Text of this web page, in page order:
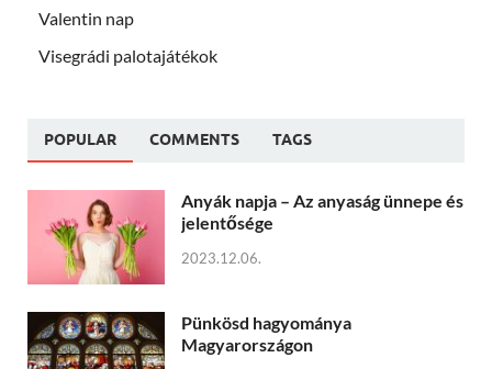
Valentin nap
Visegrádi palotajátékok
POPULAR COMMENTS TAGS
Anyák napja – Az anyaság ünnepe és
jelentősége
2023.12.06.
Pünkösd hagyománya
Magyarországon